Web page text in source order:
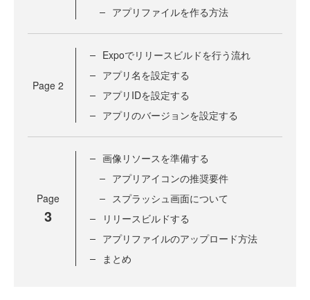
アプリファイルを作る方法
Page 2
Expoでリリースビルドを行う流れ
アプリ名を設定する
アプリIDを設定する
アプリのバージョンを設定する
Page
3
画像リソースを準備する
アプリアイコンの推奨要件
スプラッシュ画面について
リリースビルドする
アプリファイルのアップロード方法
まとめ